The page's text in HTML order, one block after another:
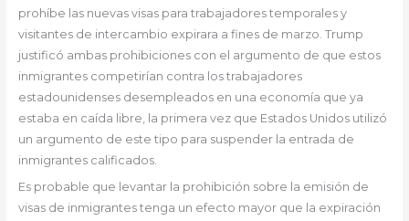
prohíbe las nuevas visas para trabajadores temporales y
visitantes de intercambio expirara a fines de marzo. Trump
justificó ambas prohibiciones con el argumento de que estos
inmigrantes competirían contra los trabajadores
estadounidenses desempleados en una economía que ya
estaba en caída libre, la primera vez que Estados Unidos utilizó
un argumento de este tipo para suspender la entrada de
inmigrantes calificados.
Es probable que levantar la prohibición sobre la emisión de
visas de inmigrantes tenga un efecto mayor que la expiración